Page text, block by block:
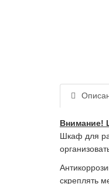
Шкаф для
скреплять